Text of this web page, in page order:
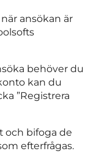
ansökan är
behöver du
kan du
”Registrera
och bifoga de
efterfrågas.